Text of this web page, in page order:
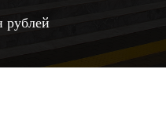
рублей